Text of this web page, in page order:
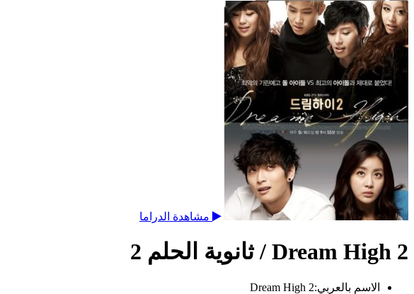
مشاهدة الدراما
Dream High 2 / ثانوية الحلم 2
الاسم بالعربي:Dream High 2